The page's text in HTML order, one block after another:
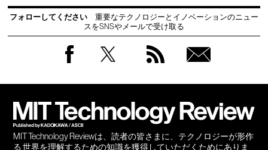
フォローしてください
重要なテクノロジーとイノベーションのニュー
スをSNSやメールで受け取る
MIT Technology Reviewは、読者の皆さまに、テクノロジーが形作
る 世界を理解するための知識を獲得していただくためにありま